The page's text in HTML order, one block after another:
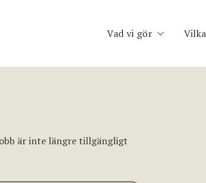
Vad vi gör
Team Assessment
är inte längre tillgängligt